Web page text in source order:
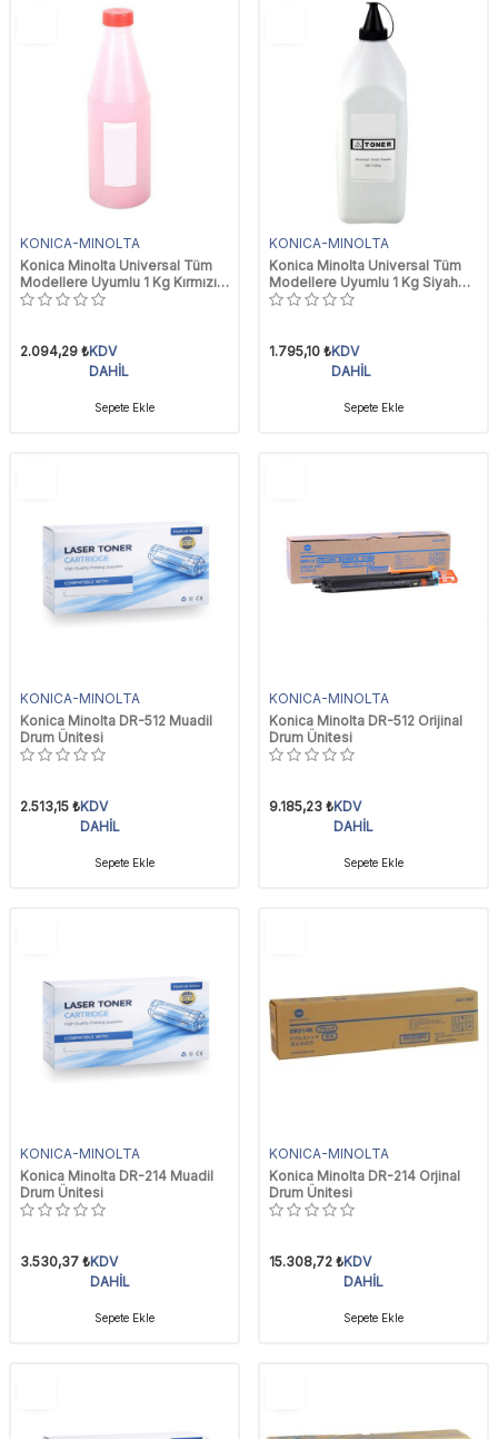
KONICA-MINOLTA
Konica Minolta Universal Tüm
Modellere Uyumlu 1 Kg Kırmızı
Toner Tozu
2.094,29 ₺KDV
DAHİL
Sepete Ekle
KONICA-MINOLTA
Konica Minolta Universal Tüm
Modellere Uyumlu 1 Kg Siyah
Toner Tozu
1.795,10 ₺KDV
DAHİL
Sepete Ekle
KONICA-MINOLTA
Konica Minolta DR-512 Muadil
Drum Ünitesi
2.513,15 ₺KDV
DAHİL
Sepete Ekle
KONICA-MINOLTA
Konica Minolta DR-512 Orijinal
Drum Ünitesi
9.185,23 ₺KDV
DAHİL
Sepete Ekle
KONICA-MINOLTA
Konica Minolta DR-214 Muadil
Drum Ünitesi
3.530,37 ₺KDV
DAHİL
Sepete Ekle
KONICA-MINOLTA
Konica Minolta DR-214 Orjinal
Drum Ünitesi
15.308,72 ₺KDV
DAHİL
Sepete Ekle